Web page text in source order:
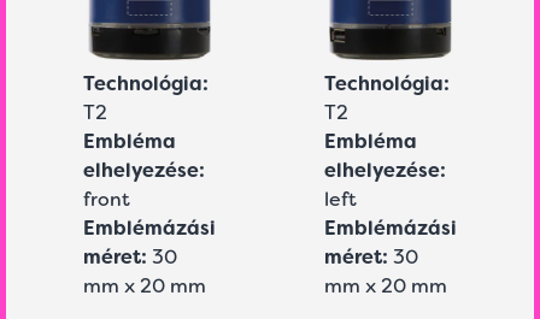
Technológia:
T2
Embléma
elhelyezése:
front
Emblémázási
méret: 30
mm x 20 mm
Technológia:
T2
Embléma
elhelyezése:
left
Emblémázási
méret: 30
mm x 20 mm